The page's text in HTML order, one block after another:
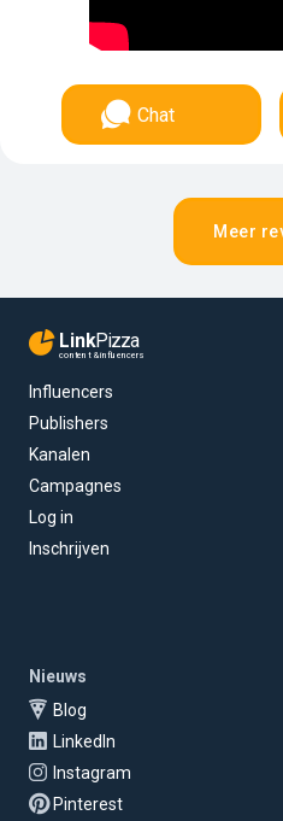
Chat
Meer
LinkPizza
content & influencers
Influencers
Publishers
Kanalen
Campagnes
Log in
Inschrijven
Nieuws
Blog
LinkedIn
Instagram
Pinterest